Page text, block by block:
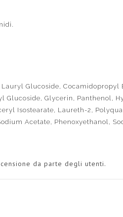
Glucoside, Cocamidopropyl
Glycerin, Panthenol,
Isostearate, Laureth-2,
Acetate, Phenoxyethanol,
da parte degli utenti.